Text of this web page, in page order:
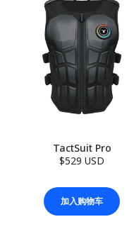
TactSuit Pro
$529 USD
加入购物车